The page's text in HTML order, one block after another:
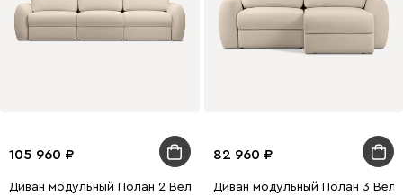
105 960
Диван модульный Полан 2 Велюр Молочный
82 960
Диван модульный Полан 3